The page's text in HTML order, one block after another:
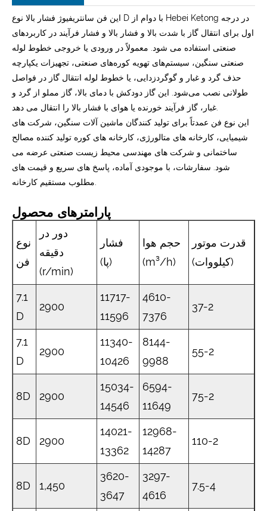
این فن سانتریفیوژ فشار بالا نوع D با دوام از Hebei Ketong در درجه
اول برای انتقال گاز با شدت بالا و فشار بالا و فشار فرآیند در کاربردهای
صنعتی استفاده می شود. معمولاً در ورودی یا خروجی خطوط لوله
صنعتی سنگین، سیستم‌های تهویه کوره‌های صنعتی، تجهیزات یکپارچه
حذف گرد و غبار و گوگردزدایی، یا خطوط لوله انتقال گاز در فواصل
طولانی نصب می‌شود. این گاز دودکش با دمای بالا، گاز مملو از گرد و
این نوع فن عمدتاً برای تولید کنندگان ماشین آلات سنگین، شرکت های
شیمیایی، کارخانه های متالورژی، کارخانه های کوره تولید کننده مصالح
ساختمانی و شرکت های مهندسی محیط زیست صنعتی عرضه می
شود. سفارشات، با موجودی آماده، پاسخ های سریع و قیمت های
پارامترهای محصول
نوع
فن
دور در
دقیقه
(r/min)
فشار
(پا)
حجم هوا
(m³/h)
قدرت موتور
(کیلووات)
7.1
D
2900
11717-
11596
4610-
7376
37-2
7.1
D
2900
11340-
10426
8144-
9988
55-2
8D 2900
15034-
14546
6594-
11649
75-2
8D 2900
14021-
13362
12968-
14287
110-2
8D 1,450
3620-
3647
3297-
4616
7.5-4